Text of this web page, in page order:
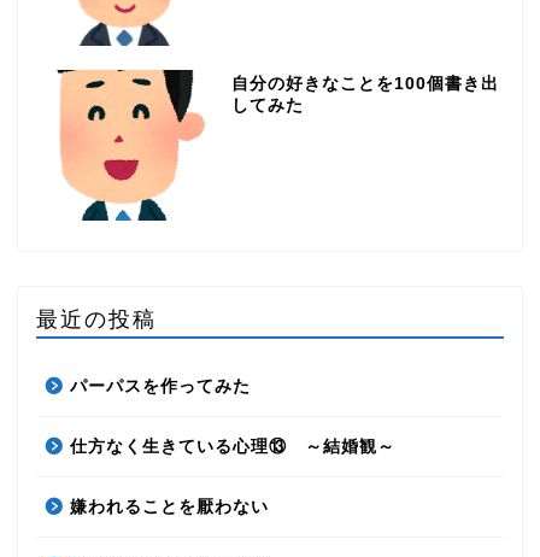
自分の好きなことを100個書き出
してみた
最近の投稿
パーパスを作ってみた
仕方なく生きている心理⑬ ～結婚観～
嫌われることを厭わない